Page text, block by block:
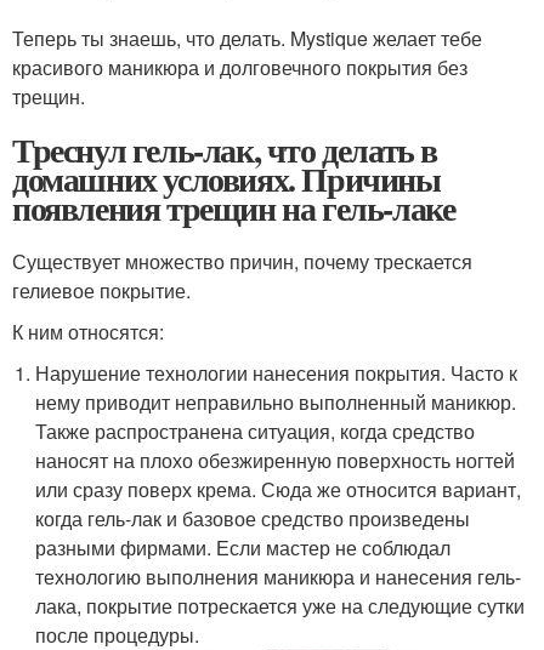
Теперь ты знаешь, что делать. Mystique желает тебе
красивого маникюра и долговечного покрытия без
трещин.
Треснул гель-лак, что делать в
домашних условиях. Причины
появления трещин на гель-лаке
Существует множество причин, почему трескается
гелиевое покрытие.
К ним относятся:
Нарушение технологии нанесения покрытия. Часто к
нему приводит неправильно выполненный маникюр.
Также распространена ситуация, когда средство
наносят на плохо обезжиренную поверхность ногтей
или сразу поверх крема. Сюда же относится вариант,
когда гель-лак и базовое средство произведены
разными фирмами. Если мастер не соблюдал
технологию выполнения маникюра и нанесения гель-
лака, покрытие потрескается уже на следующие сутки
после процедуры.